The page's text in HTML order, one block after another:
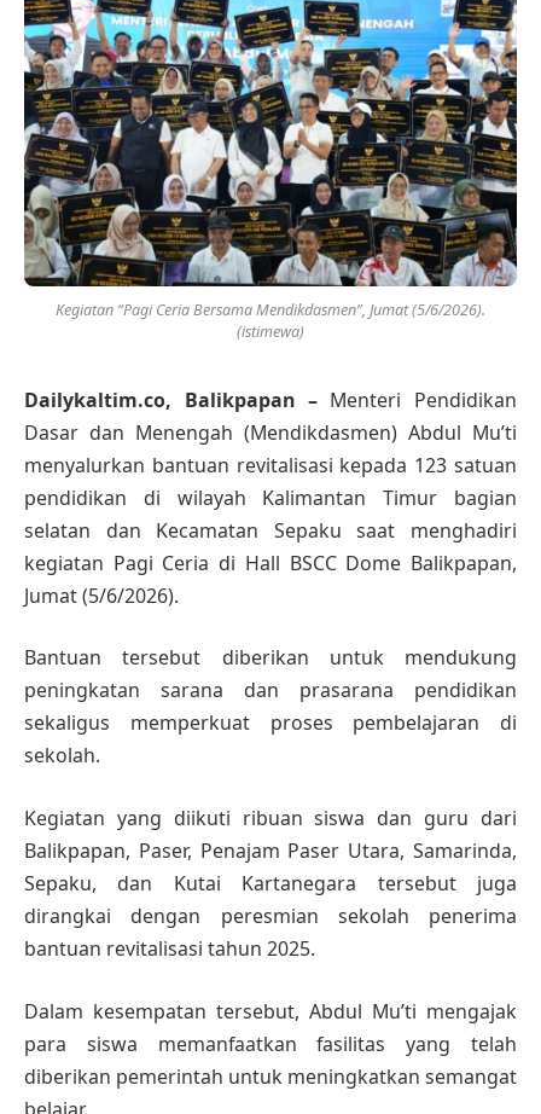
Kegiatan “Pagi Ceria Bersama Mendikdasmen”, Jumat (5/6/2026).
(istimewa)
Dailykaltim.co, Balikpapan – Menteri Pendidikan
Dasar dan Menengah (Mendikdasmen) Abdul Mu’ti
menyalurkan bantuan revitalisasi kepada 123 satuan
pendidikan di wilayah Kalimantan Timur bagian
selatan dan Kecamatan Sepaku saat menghadiri
kegiatan Pagi Ceria di Hall BSCC Dome Balikpapan,
Jumat (5/6/2026).
Bantuan tersebut diberikan untuk mendukung
peningkatan sarana dan prasarana pendidikan
sekaligus memperkuat proses pembelajaran di
sekolah.
Kegiatan yang diikuti ribuan siswa dan guru dari
Balikpapan, Paser, Penajam Paser Utara, Samarinda,
Sepaku, dan Kutai Kartanegara tersebut juga
dirangkai dengan peresmian sekolah penerima
bantuan revitalisasi tahun 2025.
Dalam kesempatan tersebut, Abdul Mu’ti mengajak
para siswa memanfaatkan fasilitas yang telah
diberikan pemerintah untuk meningkatkan semangat
belajar.